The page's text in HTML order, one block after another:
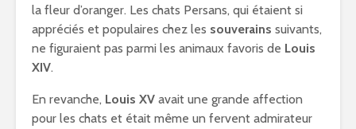
la fleur d’oranger. Les chats Persans, qui étaient si
appréciés et populaires chez les souverains suivants,
ne figuraient pas parmi les animaux favoris de Louis
XIV.
En revanche, Louis XV avait une grande affection
pour les chats et était même un fervent admirateur